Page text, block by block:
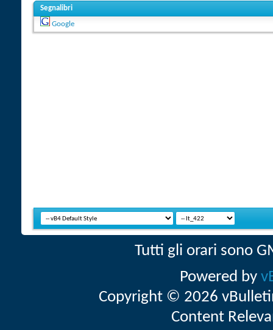
Segnalibri
Google
Tutti gli orari sono
Powered by
Copyright © 2026
Content